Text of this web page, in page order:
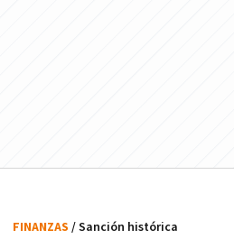
FINANZAS / Sanción histórica